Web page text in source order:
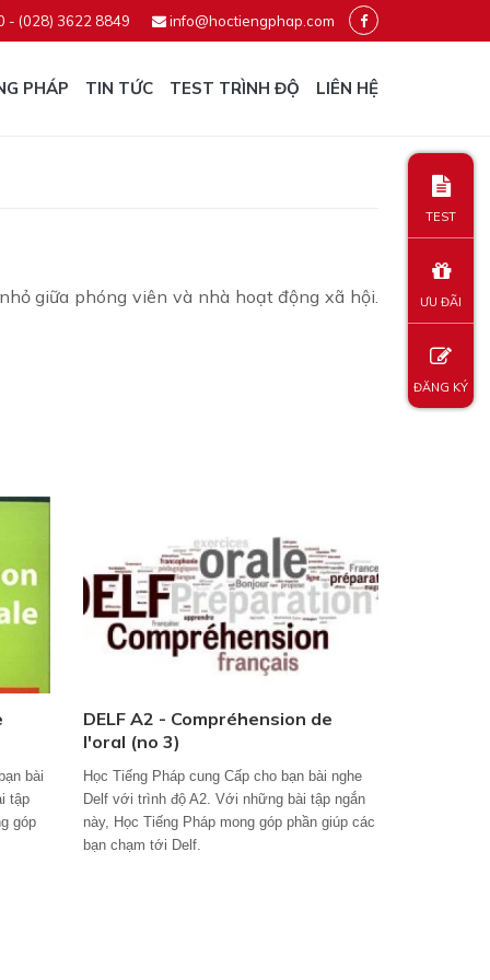
- (028) 3622 8849 info@hoctiengphap.com
PHÁP TIN TỨC TEST TRÌNH ĐỘ LIÊN HỆ
giữa phóng viên và nhà hoạt động xã hội.
bài
tập
góp
DELF A2 - Compréhension de
l'oral (no 3)
Học Tiếng Pháp cung Cấp cho bạn bài nghe
Delf với trình độ A2. Với những bài tập ngắn
này, Học Tiếng Pháp mong góp phần giúp các
bạn chạm tới Delf.
TEST
ƯU ĐÃI
ĐĂNG KÝ